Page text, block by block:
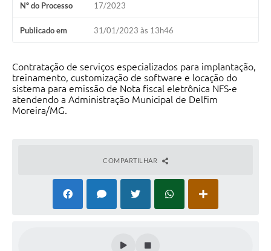
JORNADA DO PATRIMÔNIO
Arquivos para Download
Links
Contratos
Nº do Processo 17/2023
Publicado em 31/01/2023 às 13h46
Contratação de serviços especializados para implantação,
treinamento, customização de software e locação do
sistema para emissão de Nota fiscal eletrônica NFS-e
atendendo a Administração Municipal de Delfim
Moreira/MG.
COMPARTILHAR